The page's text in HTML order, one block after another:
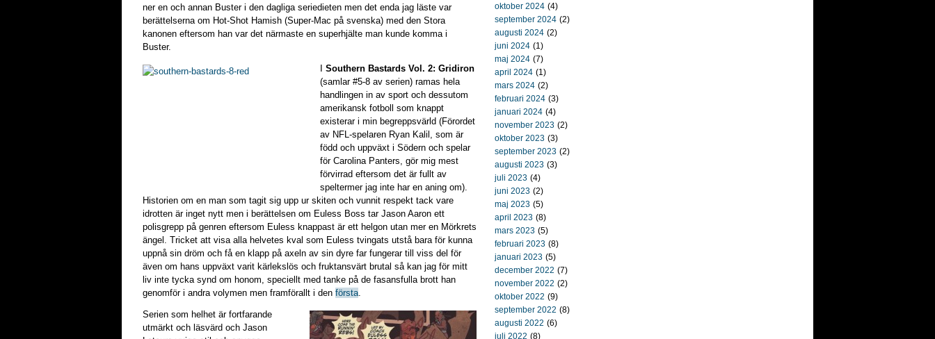
ner en och annan Buster i den dagliga seriedieten men det enda jag läste var
berättelserna om Hot-Shot Hamish (Super-Mac på svenska) med den Stora
kanonen eftersom han var det närmaste en superhjälte man kunde komma i
Buster.
Southern Bastards Vol. 2: Gridiron
(samlar #5-8 av serien) ramas hela
handlingen in av sport och dessutom
amerikansk fotboll som knappt
existerar i min begreppsvärld (Förordet
av NFL-spelaren Ryan Kalil, som är
född och uppväxt i Södern och spelar
för Carolina Panters, gör mig mest
förvirrad eftersom det är fullt av
speltermer jag inte har en aning om).
Historien om en man som tagit sig upp ur skiten och vunnit respekt tack vare
idrotten är inget nytt men i berättelsen om Euless Boss tar Jason Aaron ett
polisgrepp på genren eftersom Euless knappast är ett helgon utan mer en Mörkrets
ängel. Tricket att visa alla helvetes kval som Euless tvingats utstå bara för kunna
uppnå sin dröm och få en klapp på axeln av sin dyre far fungerar till viss del för
även om hans uppväxt varit kärlekslös och fruktansvärt brutal så kan jag för mitt
liv inte tycka synd om honom, speciellt med tanke på de fasansfulla brott han
genomför i andra volymen men framförallt i den första.
Serien som helhet är fortfarande
utmärkt och läsvärd och Jason
oktober 2024 (4)
september 2024 (2)
augusti 2024 (2)
juni 2024 (1)
maj 2024 (7)
april 2024 (1)
mars 2024 (2)
februari 2024 (3)
januari 2024 (4)
november 2023 (2)
oktober 2023 (3)
september 2023 (2)
augusti 2023 (3)
juli 2023 (4)
juni 2023 (2)
maj 2023 (5)
april 2023 (8)
mars 2023 (5)
februari 2023 (8)
januari 2023 (5)
december 2022 (7)
november 2022 (2)
oktober 2022 (9)
september 2022 (8)
augusti 2022 (6)
juli 2022 (8)